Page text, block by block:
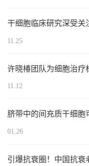
干细胞临床研究深受关
11.25
许晓椿团队为细胞治疗
11.12
脐带中的间充质干细胞
01.26
引爆抗衰圈！中国抗衰